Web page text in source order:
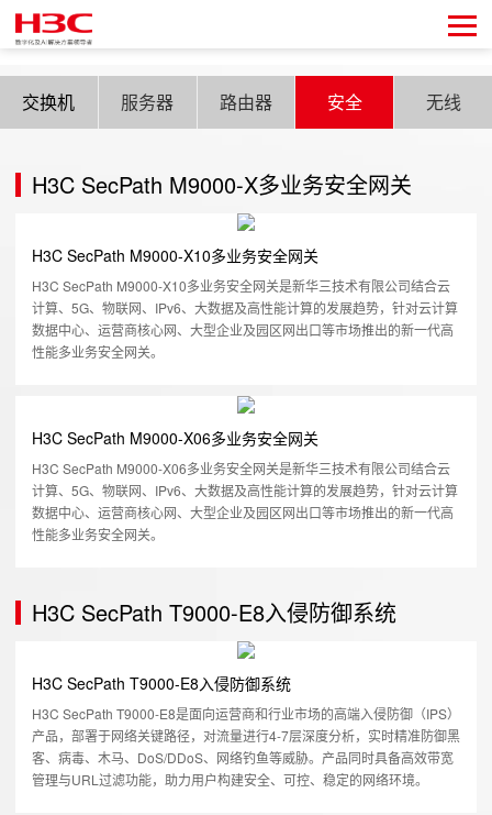
交换机 服务器 路由器 安全 无线
H3C SecPath M9000-X多业务安全网关
H3C SecPath M9000-X10多业务安全网关
H3C SecPath M9000-X10多业务安全网关是新华三技术有限公司结合云
计算、5G、物联网、IPv6、大数据及高性能计算的发展趋势，针对云计算
数据中心、运营商核心网、大型企业及园区网出口等市场推出的新一代高
性能多业务安全网关。
H3C SecPath M9000-X06多业务安全网关
H3C SecPath M9000-X06多业务安全网关是新华三技术有限公司结合云
计算、5G、物联网、IPv6、大数据及高性能计算的发展趋势，针对云计算
数据中心、运营商核心网、大型企业及园区网出口等市场推出的新一代高
性能多业务安全网关。
H3C SecPath T9000-E8入侵防御系统
H3C SecPath T9000-E8入侵防御系统
H3C SecPath T9000-E8是面向运营商和行业市场的高端入侵防御（IPS）
产品，部署于网络关键路径，对流量进行4-7层深度分析，实时精准防御黑
客、病毒、木马、DoS/DDoS、网络钓鱼等威胁。产品同时具备高效带宽
管理与URL过滤功能，助力用户构建安全、可控、稳定的网络环境。